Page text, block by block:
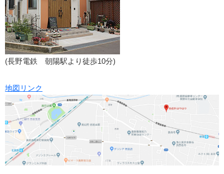
(長野電鉄 朝陽駅より徒歩10分)
地図リンク